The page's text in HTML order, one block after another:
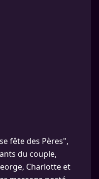
fête des Pères",
du couple,
Charlotte et